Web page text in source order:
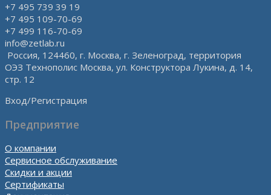
+7 495 739 39 19
+7 495 109-70-69
+7 499 116-70-69
info@zetlab.ru
Россия, 124460, г. Москва, г. Зеленоград, территория
ОЭЗ Технополис Москва, ул. Конструктора Лукина, д. 14,
стр. 12
Вход/Регистрация
Предприятие
О компании
Сервисное обслуживание
Скидки и акции
Сертификаты